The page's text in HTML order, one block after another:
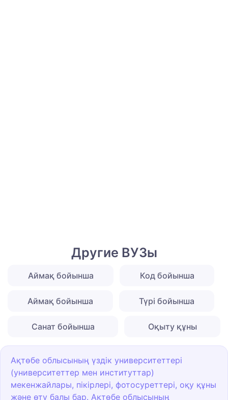
Другие ВУЗы
Аймақ бойынша Код бойынша
Аймақ бойынша Түрі бойынша
Санат бойынша Оқыту құны
Ақтөбе облысының үздік университеттері
(университеттер мен институттар)
мекенжайлары, пікірлері, фотосуреттері, оқу құны
және өту балы бар. Ақтөбе облысының